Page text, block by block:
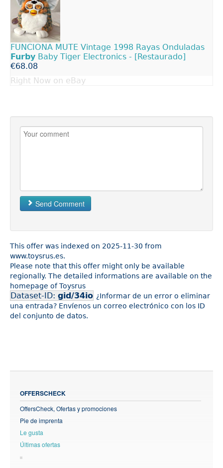
FUNCIONA MUTE Vintage 1998 Rayas Onduladas
Furby Baby Tiger Electronics - [Restaurado]
€68.08
Right Now on eBay
Send Comment
This offer was indexed on 2025-11-30 from
www.toysrus.es.
Please note that this offer might only be available
regionally. The detailed informations are available on the
homepage of Toysrus
Dataset-ID: gid/34io ¿Informar de un error o eliminar
una entrada? Envíenos un correo electrónico con los ID
del conjunto de datos.
OFFERSCHECK
OffersCheck, Ofertas y promociones
Pie de imprenta
Le gusta
Últimas ofertas